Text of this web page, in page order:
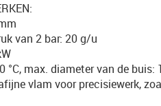
van 2 bar: 20 g/u
max. diameter van de buis:
vlam voor precisiewerk,